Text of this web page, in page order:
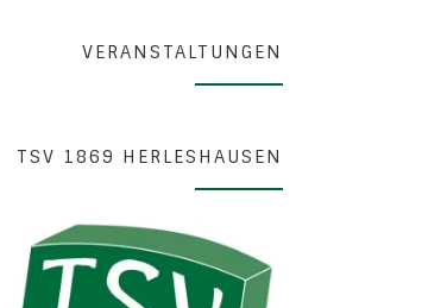
VERANSTALTUNGEN
TSV 1869 HERLESHAUSEN